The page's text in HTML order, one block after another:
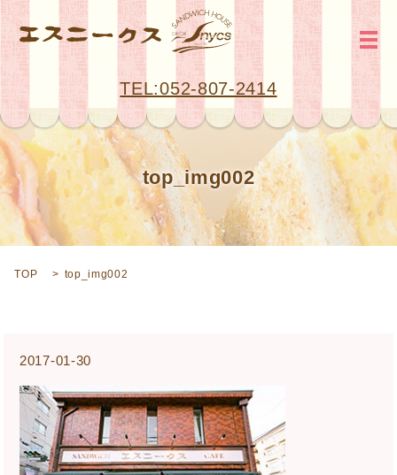
TEL:052-807-2414
メ
top_img002
TOP top_img002
2017-01-30